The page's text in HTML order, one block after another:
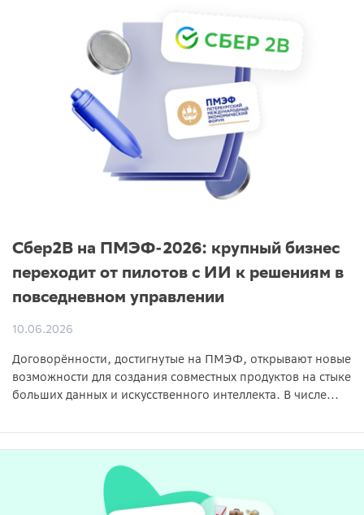
Сбер2B на ПМЭФ-2026: крупный бизнес
переходит от пилотов с ИИ к решениям в
повседневном управлении
10.06.2026
Договорённости, достигнутые на ПМЭФ, открывают новые
возможности для создания совместных продуктов на стыке
больших данных и искусственного интеллекта. В числе...